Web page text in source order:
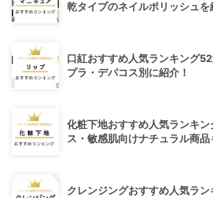
乾タイプのネイルポリッシュを
口紅おすすめ人気ランキング
プラ・デパコス別に紹介！
化粧下地おすすめ人気ランキ
ス・敏感肌向けナチュラル商品
クレンジングおすすめ人気ラ